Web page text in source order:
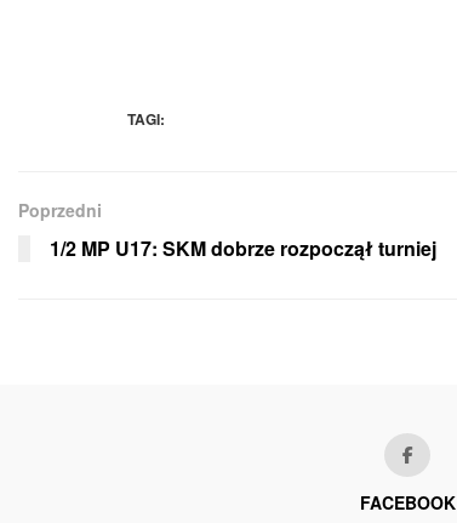
TAGI:
Poprzedni
1/2 MP U17: SKM dobrze rozpoczął turniej
FACEBOOK